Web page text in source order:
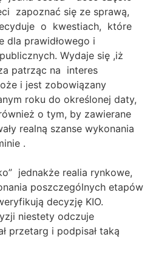
zapoznać się ze sprawą,
o kwestiach, które
dla prawidłowego i
Wydaje się ,iż
patrząc na interes
i jest zobowiązany
roku do określonej daty,
o tym, by zawierane
realną szanse wykonania
.
jednakże realia rynkowe,
poszczególnych etapów
decyzję KIO.
niestety odczuje
przetarg i podpisał taką